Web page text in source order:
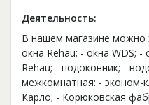
Деятельность:
В нашем магазине можно
окна Rehau; - окна WDS; -
Rehau; - подоконник; -
межкомнатная: - эконом-
Карло; - Корюковская